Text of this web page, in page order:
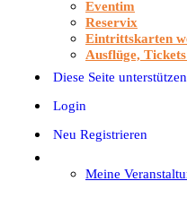
Eventim
Reservix
Eintrittskarten
Ausflüge,
Diese Seite unterstützen
Login
Neu Registrieren
Meine